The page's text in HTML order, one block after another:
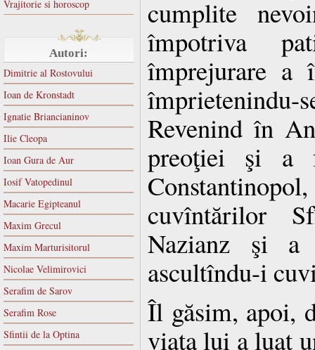
Vrajitorie si horoscop
Autori:
Dimitrie al Rostovului
Ioan de Kronstadt
Ignatie Briancianinov
Ilie Cleopa
Ioan Gura de Aur
Iosif Vatopedinul
Macarie Egipteanul
Maxim Grecul
Maxim Marturisitorul
Nicolae Velimirovici
Serafim de Sarov
Serafim Rose
Sfintii de la Optina
cumplite
împotriva
împrejurare a
Revenind în
preoţiei şi a
cuvîntărilor
Nazianz şi
ascultîndu-i
Îl găsim, apoi,
viaţa lui a luat